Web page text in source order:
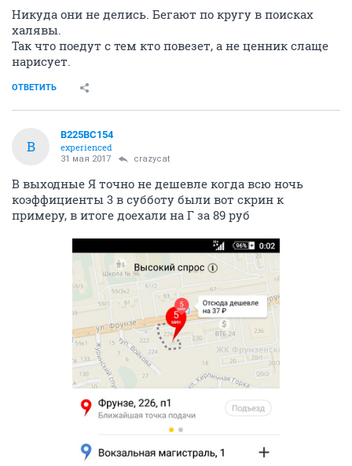
Никуда они не делись. Бегают по кругу в поисках
халявы.
Так что поедут с тем кто повезет, а не ценник слаще
нарисует.
ОТВЕТИТЬ
В
В225ВС154
experienced
31 мая 2017 crazycat
В выходные Я точно не дешевле когда всю ночь
коэффициенты 3 в субботу были вот скрин к
примеру, в итоге доехали на Г за 89 руб